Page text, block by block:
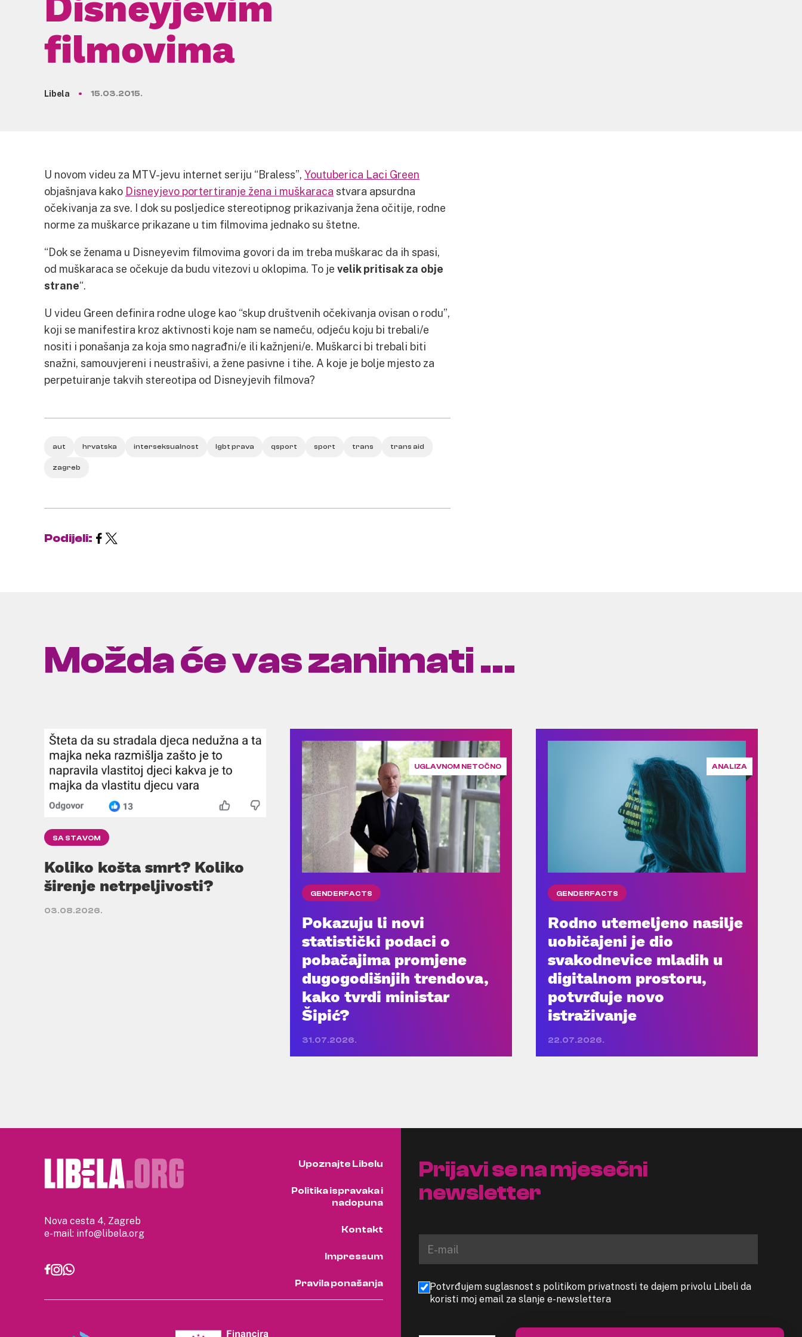
filmovima
Libela 15.03.2015.
U novom videu za MTV-jevu internet seriju “Braless”, Youtuberica Laci Green
objašnjava kako Disneyjevo portertiranje žena i muškaraca stvara apsurdna
očekivanja za sve. I dok su posljedice stereotipnog prikazivanja žena očitije, rodne
norme za muškarce prikazane u tim filmovima jednako su štetne.
“Dok se ženama u Disneyevim filmovima govori da im treba muškarac da ih spasi,
od muškaraca se očekuje da budu vitezovi u oklopima. To je velik pritisak za obje
strane“.
U videu Green definira rodne uloge kao “skup društvenih očekivanja ovisan o rodu”,
koji se manifestira kroz aktivnosti koje nam se nameću, odjeću koju bi trebali/e
nositi i ponašanja za koja smo nagrađni/e ili kažnjeni/e. Muškarci bi trebali biti
snažni, samouvjereni i neustrašivi, a žene pasivne i tihe. A koje je bolje mjesto za
perpetuiranje takvih stereotipa od Disneyjevih filmova?
aut hrvatska interseksualnost lgbt prava qsport sport trans trans aid
zagreb
Podijeli:
Možda će vas zanimati ...
SA STAVOM
Koliko košta smrt? Koliko
širenje netrpeljivosti?
03.08.2026.
UGLAVNOM NETOČNO
GENDERFACTS
Pokazuju li novi
statistički podaci o
pobačajima promjene
dugogodišnjih trendova,
kako tvrdi ministar
Šipić?
31.07.2026.
ANALIZA
GENDERFACTS
Rodno utemeljeno nasilje
uobičajeni je dio
svakodnevice mladih u
digitalnom prostoru,
potvrđuje novo
istraživanje
22.07.2026.
Nova cesta 4, Zagreb
e-mail: info@libela.org
Upoznajte Libelu
Politika ispravaka i
nadopuna
Kontakt
Impressum
Pravila ponašanja
Prijavi se na mjesečni
newsletter
Potvrđujem suglasnost s politikom privatnosti te dajem privolu Libeli da
koristi moj email za slanje e-newslettera